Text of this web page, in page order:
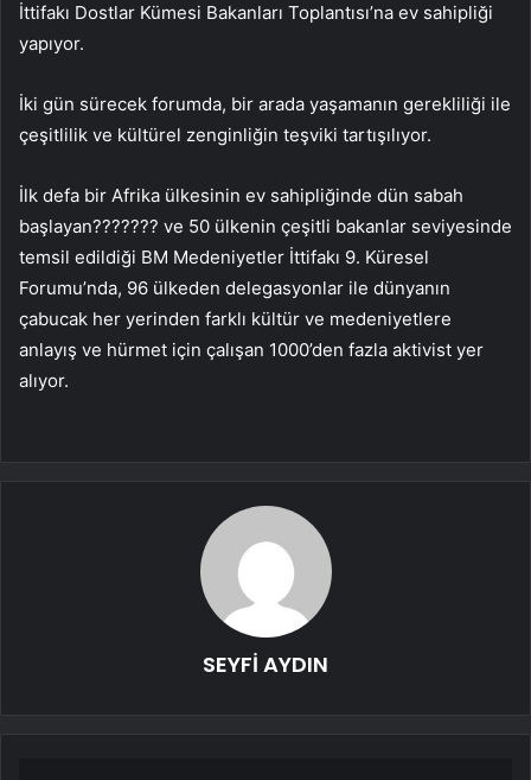
İttifakı Dostlar Kümesi Bakanları Toplantısı’na ev sahipliği
yapıyor.
İki gün sürecek forumda, bir arada yaşamanın gerekliliği ile
çeşitlilik ve kültürel zenginliğin teşviki tartışılıyor.
İlk defa bir Afrika ülkesinin ev sahipliğinde dün sabah
başlayan??????? ve 50 ülkenin çeşitli bakanlar seviyesinde
temsil edildiği BM Medeniyetler İttifakı 9. Küresel
Forumu’nda, 96 ülkeden delegasyonlar ile dünyanın
çabucak her yerinden farklı kültür ve medeniyetlere
anlayış ve hürmet için çalışan 1000’den fazla aktivist yer
alıyor.
SEYFİ AYDIN